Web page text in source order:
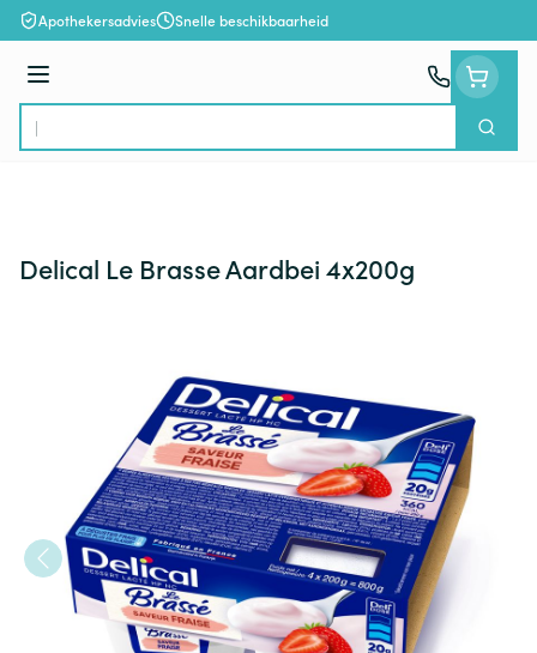
Ga naar de inhoud
Apothekersadvies Snelle beschikbaarheid
Menu
Product, merk, categorie...
Zoek
Delical Le Brasse Aardbei 4x200g